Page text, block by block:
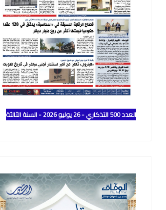
العدد 500 التذكاري - 26 يوليو 2026 - السنة الثالثة